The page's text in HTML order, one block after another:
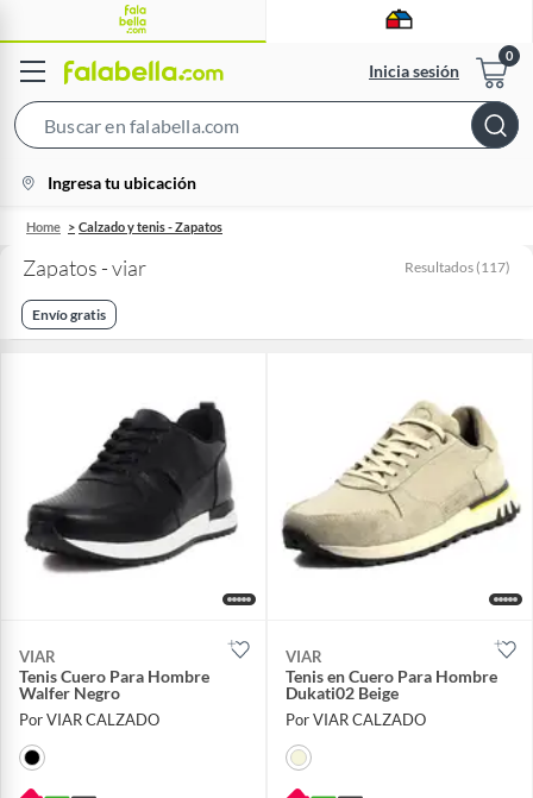
Inicia sesión
Bar
location-
icon
Ingresa tu ubicación
Home Calzado y tenis - Zapatos
Zapatos - viar Resultados (117)
Envío gratis
VIAR
Tenis Cuero Para Hombre
Walfer Negro
Por VIAR CALZADO
VIAR
Tenis en Cuero Para Hombre
Dukati02 Beige
Por VIAR CALZADO